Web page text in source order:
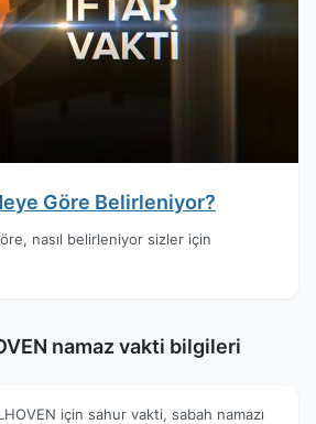
Göre Belirleniyor?
nasıl belirleniyor sizler için
namaz vakti bilgileri
için sahur vakti, sabah namazı